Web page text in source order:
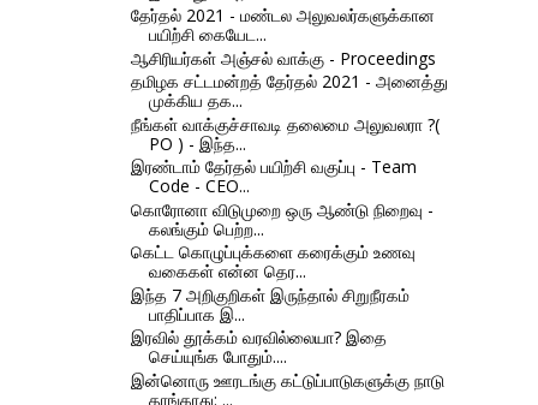
தேர்தல் 2021 - மண்டல அலுவலர்களுக்கான
பயிற்சி கையேட...
ஆசிரியர்கள் அஞ்சல் வாக்கு - Proceedings
தமிழக சட்டமன்றத் தேர்தல் 2021 - அனைத்து
முக்கிய தக...
நீங்கள் வாக்குச்சாவடி தலைமை அலுவலரா ?(
PO ) - இந்த...
இரண்டாம் தேர்தல் பயிற்சி வகுப்பு - Team
Code - CEO...
கொரோனா விடுமுறை ஒரு ஆண்டு நிறைவு -
கலங்கும் பெற்ற...
கெட்ட கொழுப்புக்களை கரைக்கும் உணவு
வகைகள் என்ன தெர...
இந்த 7 அறிகுறிகள் இருந்தால் சிறுநீரகம்
பாதிப்பாக இ...
இரவில் தூக்கம் வரவில்லையா? இதை
செய்யுங்க போதும்....
இன்னொரு ஊரடங்கு கட்டுப்பாடுகளுக்கு நாடு
தாங்காது: ...